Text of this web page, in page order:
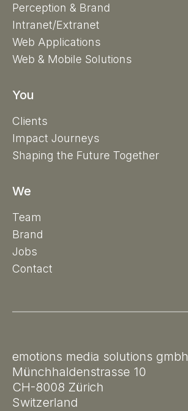
Perception & Brand
Intranet/Extranet
Web Applications
Web & Mobile Solutions
You
Clients
Impact Journeys
Shaping the Future Together
We
Team
Brand
Jobs
Contact
emotions media solutions gmbh
Münchhaldenstrasse 10
CH-8008 Zürich
Switzerland